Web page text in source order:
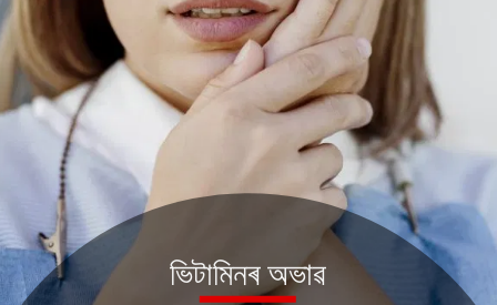
ভিটামিনৰ অভাৱ